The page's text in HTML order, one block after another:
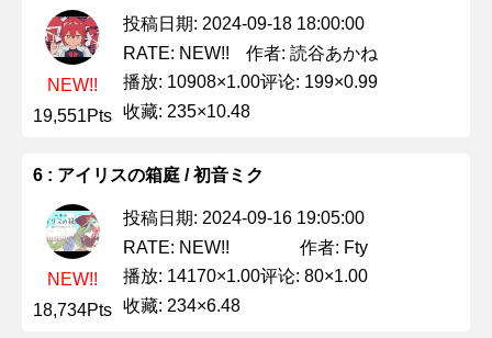
NEW!!
19,551Pts
投稿日期: 2024-09-18 18:00:00
RATE: NEW!!
作者: 読谷あかね
播放: 10908×1.00评论: 199×0.99
收藏: 235×10.48
6 : アイリスの箱庭 / 初音ミク
NEW!!
18,734Pts
投稿日期: 2024-09-16 19:05:00
RATE: NEW!!
作者: Fty
播放: 14170×1.00评论: 80×1.00
收藏: 234×6.48